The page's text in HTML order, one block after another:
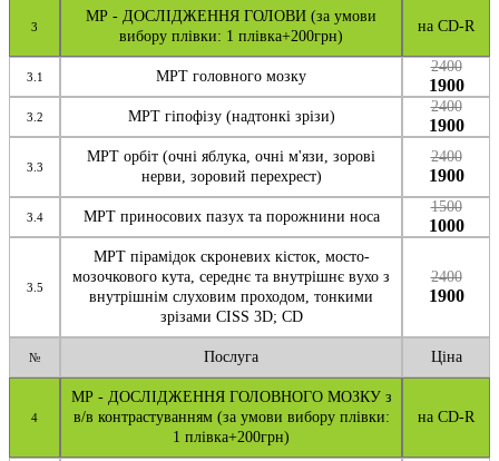
3
МР - ДОСЛІДЖЕННЯ ГОЛОВИ (за умови
вибору плівки: 1 плівка+200грн)
на CD-R
3.1 МРТ головного мозку
2400
1900
3.2 МРТ гіпофізу (надтонкі зрізи)
2400
1900
3.3
МРТ орбіт (очні яблука, очні м'язи, зорові
нерви, зоровий перехрест)
2400
1900
3.4 МРТ приносових пазух та порожнини носа
1500
1000
3.5
МРТ пірамідок скроневих кісток, мосто-
мозочкового кута, середнє та внутрішнє вухо з
внутрішнім слуховим проходом, тонкими
зрізами CISS 3D; CD
2400
1900
№ Послуга Ціна
4
МР - ДОСЛІДЖЕННЯ ГОЛОВНОГО МОЗКУ з
в/в контрастуванням (за умови вибору плівки:
1 плівка+200грн)
на CD-R